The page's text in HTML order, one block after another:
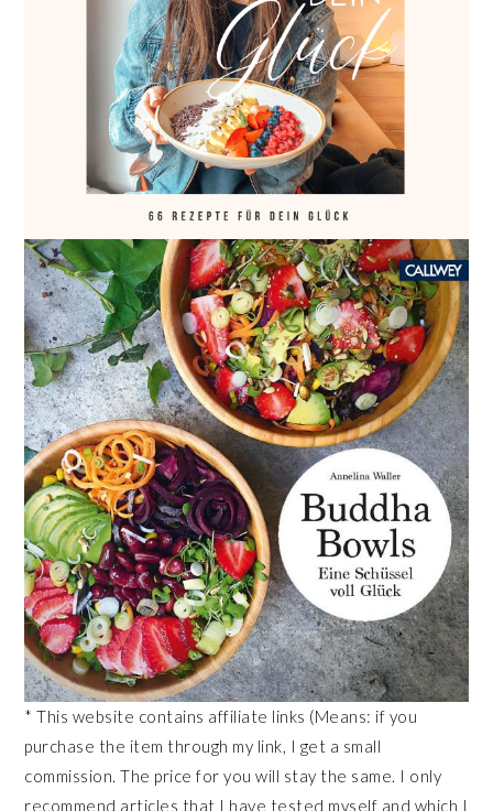
* This website contains affiliate links (Means: if you
purchase the item through my link, I get a small
commission. The price for you will stay the same. I only
recommend articles that I have tested myself and which I